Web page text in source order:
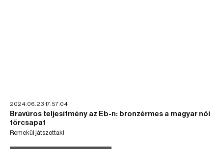
2024.06.23 17:57:04
Bravúros teljesítmény az Eb-n: bronzérmes a magyar női
tőrcsapat
Remekül játszottak!